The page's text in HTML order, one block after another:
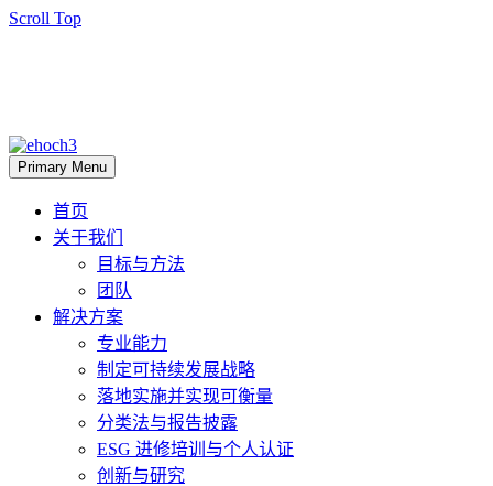
Scroll Top
Primary Menu
首页
关于我们
目标与方法
团队
解决方案
专业能力
制定可持续发展战略
落地实施并实现可衡量
分类法与报告披露
ESG 进修培训与个人认证
创新与研究